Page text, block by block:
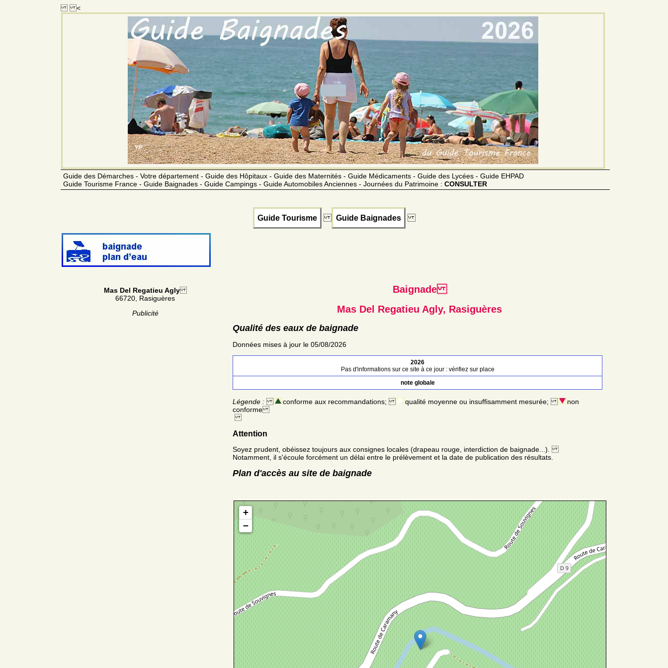
<
Guide des Démarches - Votre département - Guide des Hôpitaux - Guide des Maternités - Guide Médicaments - Guide des Lycées - Guide EHPAD
Guide Tourisme France - Guide Baignades - Guide Campings - Guide Automobiles Anciennes - Journées du Patrimoine : CONSULTER
Guide Tourisme Guide Baignades
Mas Del Regatieu Agly
66720, Rasiguères
Publicité
Baignade
Mas Del Regatieu Agly, Rasiguères
Qualité des eaux de baignade
Données mises à jour le 05/08/2026
2026
Pas d'informations sur ce site à ce jour : vérifiez sur place
note globale
Légende : conforme aux recommandations; qualité moyenne ou insuffisamment mesurée;
non
conforme
Attention
Soyez prudent, obéissez toujours aux consignes locales (drapeau rouge, interdiction de baignade...).
Notamment, il s'écoule forcément un délai entre le prélèvement et la date de publication des résultats.
Plan d'accès au site de baignade
+
−